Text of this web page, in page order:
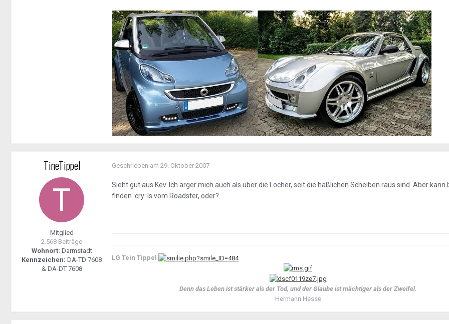
TineTippel
Mitglied
2.568 Beiträge
Wohnort: Darmstadt
Kennzeichen: DA-TD 7608
& DA-DT 7608
Geschrieben am 29. Oktober 2007
Sieht gut aus Kev. Ich ärger mich auch als über die Löcher, seit die häßlichen Scheiben raus sind. Aber kann
finden :cry: Is vom Roadster, oder?
LG Tein Tippel
Denn das Leben ist stärker als der Tod, und der Glaube ist mächtiger als der Zweifel.
Hermann Hesse